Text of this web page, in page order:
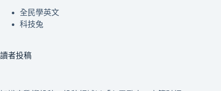
全民學英文
科技兔
讀者投稿